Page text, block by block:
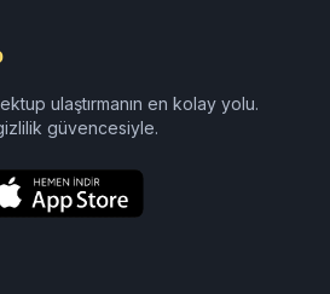
ulaştırmanın en kolay yolu.
güvencesiyle.